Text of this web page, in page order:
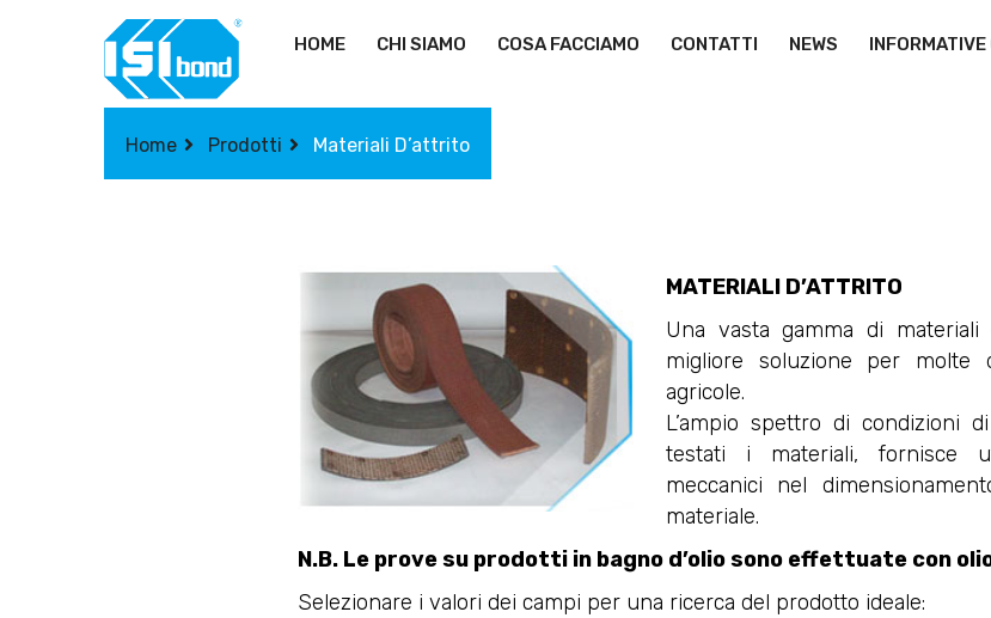
HOME CHI SIAMO COSA FACCIAMO CONTATTI NEWS INFORMATIVE
Home Prodotti Materiali D’attrito
MATERIALI D’ATTRITO
Una vasta gamma di
migliore soluzione per molte
agricole.
L’ampio spettro di condizioni
testati i materiali, fornisce
meccanici nel
materiale.
N.B. Le prove su prodotti in bagno d’olio sono effettuate con olio
Selezionare i valori dei campi per una ricerca del prodotto ideale: